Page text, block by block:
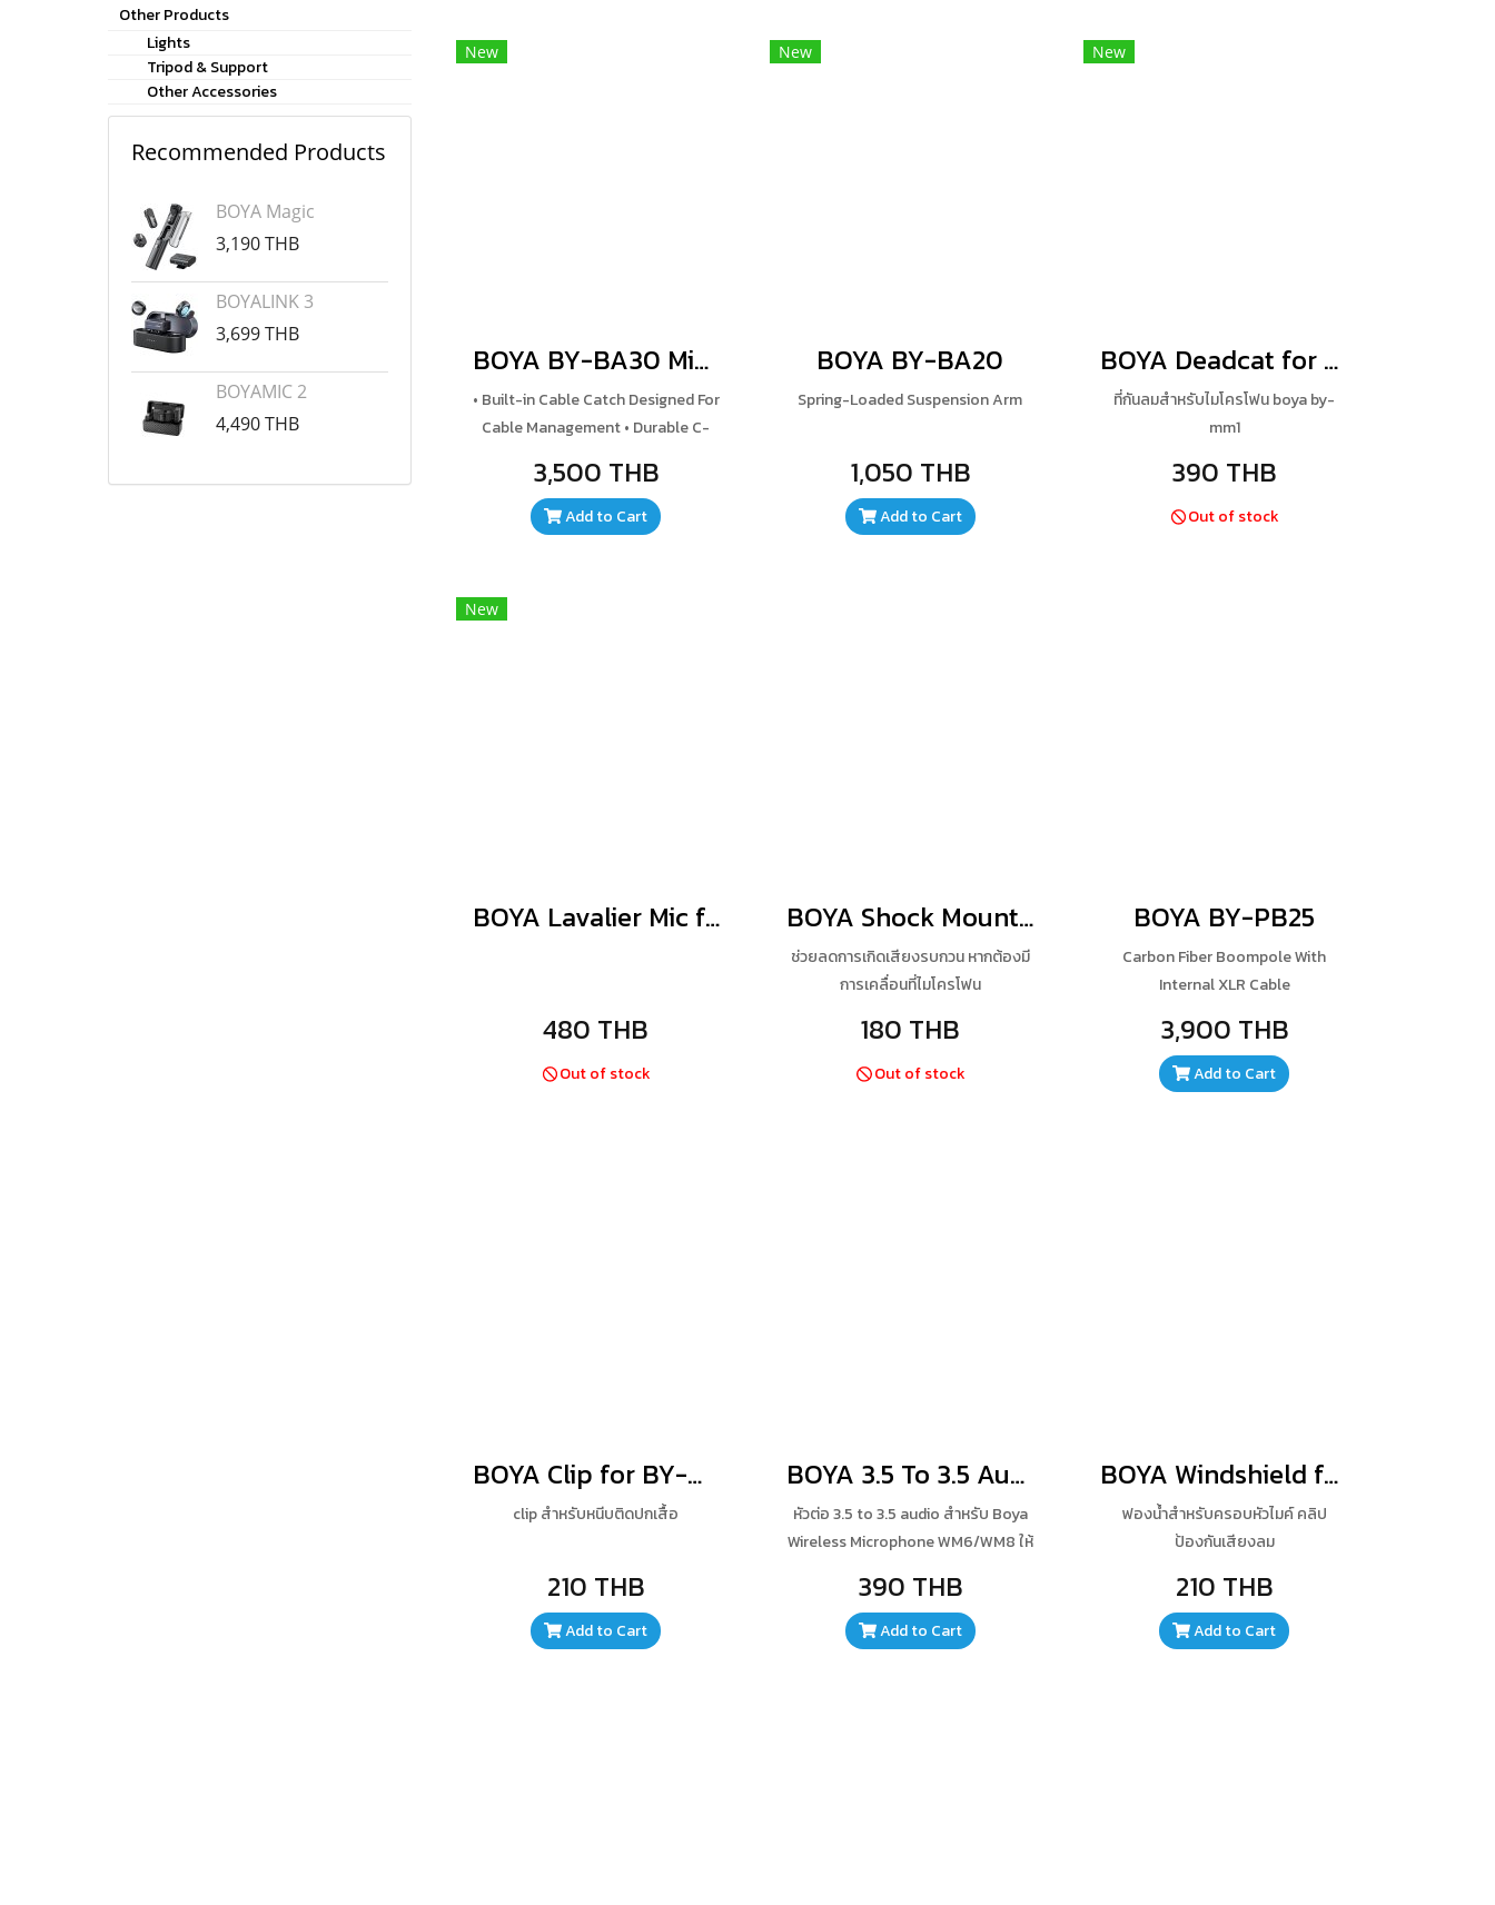
New
BOYA BY-BA30 Microphone Boom Arm
• Built-in Cable Catch Designed For
Cable Management • Durable C-
Attachment • Adjustble-hinge
Controls • Weighs up to
1.364kg(3lb) • Designed for
Microphone • Includes 5/8" to 3/8"
3,500 THB
Add to Cart
New
BOYA BY-BA20
Spring-Loaded Suspension Arm
1,050 THB
Add to Cart
New
BOYA Deadcat for BY-MM1
ที่กันลมสำหรับไมโครโฟน boya by-
mm1
390 THB
Out of stock
New
BOYA Lavalier Mic for BY-WM8 Pro
480 THB
Out of stock
BOYA Shock Mount for BY-MM1
ช่วยลดการเกิดเสียงรบกวน หากต้องมี
การเคลื่อนที่ไมโครโฟน
180 THB
Out of stock
BOYA BY-PB25
Carbon Fiber Boompole With
Internal XLR Cable
3,900 THB
Add to Cart
BOYA Clip for BY-M1,BY-WM4,BY-WM5,BY-WM6,BY-WM8
clip สำหรับหนีบติดปกเสื้อ
210 THB
Add to Cart
BOYA 3.5 To 3.5 Audio Connector for WM6/WM8
หัวต่อ 3.5 to 3.5 audio สำหรับ Boya
Wireless Microphone WM6/WM8 ให้
น้อย
390 THB
Add to Cart
BOYA Windshield for BY-M1
ฟองน้ำสำหรับครอบหัวไมค์ คลิป
ป้องกันเสียงลม
210 THB
Add to Cart
Other Products
Lights
Tripod & Support
Other Accessories
Recommended Products
BOYA Magic
3,190 THB
BOYALINK 3
3,699 THB
BOYAMIC 2
4,490 THB